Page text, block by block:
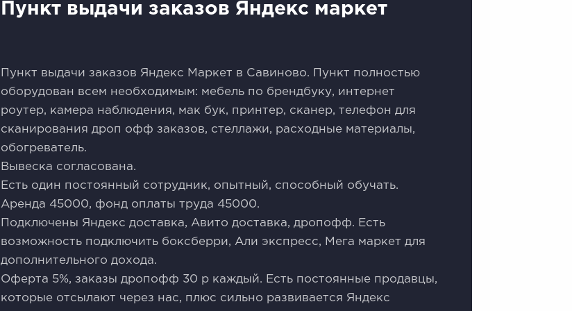
Пункт выдачи заказов Яндекс маркет
Пункт выдачи заказов Яндекс Маркет в Савиново. Пункт полностью
оборудован всем необходимым: мебель по брендбуку, интернет
роутер, камера наблюдения, мак бук, принтер, сканер, телефон для
сканирования дроп офф заказов, стеллажи, расходные материалы,
обогреватель.
Вывеска согласована.
Есть один постоянный сотрудник, опытный, способный обучать.
Аренда 45000, фонд оплаты труда 45000.
Подключены Яндекс доставка, Авито доставка, дропофф. Есть
возможность подключить боксберри, Али экспресс, Мега маркет для
дополнительного дохода.
Оферта 5%, заказы дропофф 30 р каждый. Есть постоянные продавцы,
которые отсылают через нас, плюс сильно развивается Яндекс